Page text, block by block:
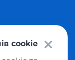
захищені
cookie